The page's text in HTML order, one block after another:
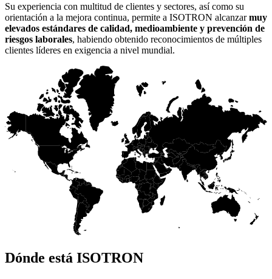
Su experiencia con multitud de clientes y sectores, así como su
orientación a la mejora continua, permite a ISOTRON alcanzarmuy
elevados estándares de calidad, medioambiente y prevención de
riesgos laborales, habiendo obtenido reconocimientos de múltiples
clientes líderes en exigencia a nivel mundial.
Dónde está ISOTRON